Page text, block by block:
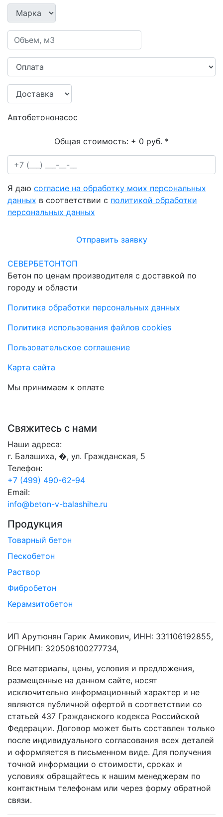
Автобетононасос
Общая стоимость: + 0 руб. *
Я даю согласие на обработку моих персональных
данных в соответствии с политикой обработки
персональных данных
Отправить заявку
СЕВЕРБЕТОНТОП
Бетон по ценам производителя с доставкой по
городу и области
Политика обработки персональных данных
Политика использования файлов cookies
Пользовательское соглашение
Карта сайта
Мы принимаем к оплате
Свяжитесь с нами
Наши адреса:
г. Балашиха, �, ул. Гражданская, 5
Телефон:
+7 (499) 490-62-94
Email:
info@beton-v-balashihe.ru
Продукция
Товарный бетон
Пескобетон
Раствор
Фибробетон
Керамзитобетон
ИП Арутюнян Гарик Амикович, ИНН: 331106192855,
ОГРНИП: 320508100277734,
Все материалы, цены, условия и предложения,
размещенные на данном сайте, носят
исключительно информационный характер и не
являются публичной офертой в соответствии со
статьей 437 Гражданского кодекса Российской
Федерации. Договор может быть составлен только
после индивидуального согласования всех деталей
и оформляется в письменном виде. Для получения
точной информации о стоимости, сроках и
условиях обращайтесь к нашим менеджерам по
контактным телефонам или через форму обратной
связи.